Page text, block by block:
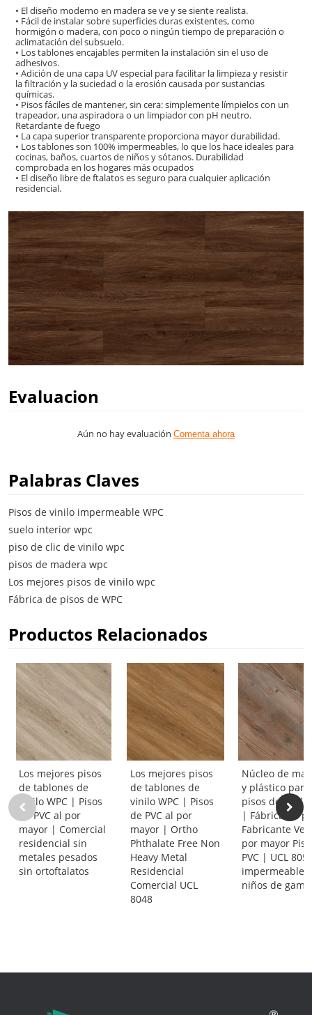
• El diseño moderno en madera se ve y se siente realista.
• Fácil de instalar sobre superficies duras existentes, como
hormigón o madera, con poco o ningún tiempo de preparación o
aclimatación del subsuelo.
• Los tablones encajables permiten la instalación sin el uso de
adhesivos.
• Adición de una capa UV especial para facilitar la limpieza y resistir
la filtración y la suciedad o la erosión causada por sustancias
químicas.
• Pisos fáciles de mantener, sin cera: simplemente límpielos con un
trapeador, una aspiradora o un limpiador con pH neutro.
Retardante de fuego
• La capa superior transparente proporciona mayor durabilidad.
• Los tablones son 100% impermeables, lo que los hace ideales para
cocinas, baños, cuartos de niños y sótanos. Durabilidad
comprobada en los hogares más ocupados
• El diseño libre de ftalatos es seguro para cualquier aplicación
residencial.
Evaluacion
Aún no hay evaluación Comenta ahora
Palabras Claves
Pisos de vinilo impermeable WPC
suelo interior wpc
piso de clic de vinilo wpc
pisos de madera wpc
Los mejores pisos de vinilo wpc
Fábrica de pisos de WPC
Productos Relacionados
Los mejores pisos
de tablones de
vinilo WPC | Pisos
de PVC al por
mayor | Comercial
residencial sin
metales pesados
sin ortoftalatos
Los mejores pisos
de tablones de
vinilo WPC | Pisos
de PVC al por
mayor | Ortho
Phthalate Free Non
Heavy Metal
Residencial
Comercial UCL
8048
Núcleo de
y plástico para
pisos de vinilo
| Fábrica de
Fabricante
por mayor
PVC | UCL
impermeable
niños de